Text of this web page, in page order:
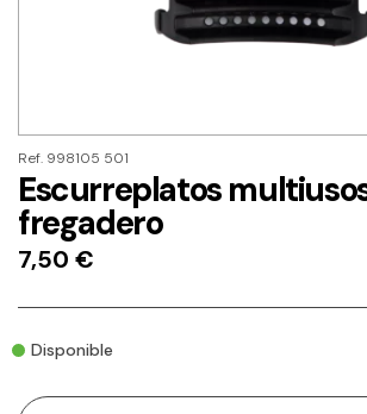
Ref. 998105 501
Escurreplatos
fregadero
7,50 €
Disponible